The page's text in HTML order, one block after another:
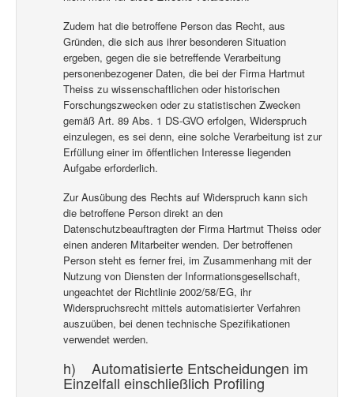
Zudem hat die betroffene Person das Recht, aus
Gründen, die sich aus ihrer besonderen Situation
ergeben, gegen die sie betreffende Verarbeitung
personenbezogener Daten, die bei der Firma Hartmut
Theiss zu wissenschaftlichen oder historischen
Forschungszwecken oder zu statistischen Zwecken
gemäß Art. 89 Abs. 1 DS-GVO erfolgen, Widerspruch
einzulegen, es sei denn, eine solche Verarbeitung ist zur
Erfüllung einer im öffentlichen Interesse liegenden
Aufgabe erforderlich.
Zur Ausübung des Rechts auf Widerspruch kann sich
die betroffene Person direkt an den
Datenschutzbeauftragten der Firma Hartmut Theiss oder
einen anderen Mitarbeiter wenden. Der betroffenen
Person steht es ferner frei, im Zusammenhang mit der
Nutzung von Diensten der Informationsgesellschaft,
ungeachtet der Richtlinie 2002/58/EG, ihr
Widerspruchsrecht mittels automatisierter Verfahren
auszuüben, bei denen technische Spezifikationen
verwendet werden.
h) Automatisierte Entscheidungen im
Einzelfall einschließlich Profiling